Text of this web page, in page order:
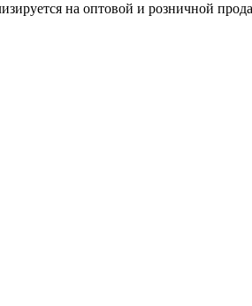
на оптовой и розничной